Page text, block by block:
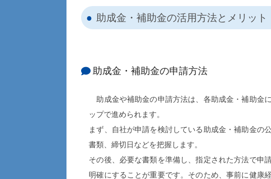
助成金・補助金の活用方法とメリット
助成金・補助金の申請方法
助成金や補助金の申請方法は、各助成金・補助金
ップで進められます。
まず、自社が申請を検討している助成金・補助金の
書類、締切日などを把握します。
その後、必要な書類を準備し、指定された方法で申
明確にすることが重要です。そのため、事前に健康